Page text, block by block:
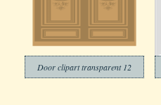
Door clipart transparent 12